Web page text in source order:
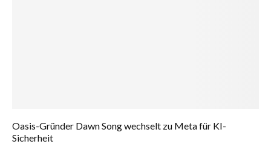
Oasis-Gründer Dawn Song wechselt zu Meta für KI-
Sicherheit